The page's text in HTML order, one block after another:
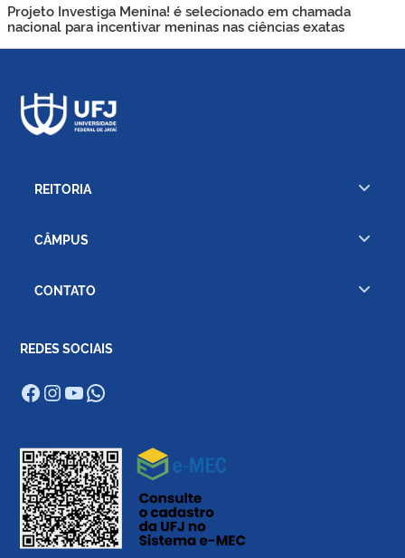
Projeto Investiga Menina! é selecionado em chamada
nacional para incentivar meninas nas ciências exatas
REITORIA
CÂMPUS
CONTATO
REDES SOCIAIS
Facebook
Instagram
Youtube
WhatsApp